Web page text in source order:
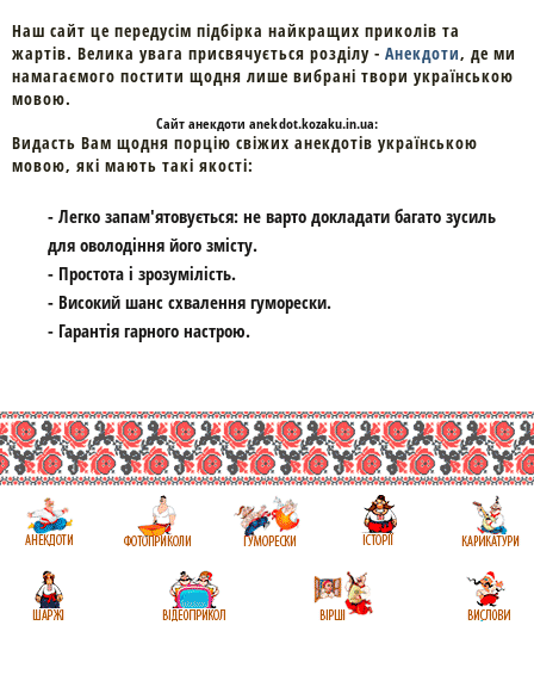
Наш сайт це передусім підбірка найкращих приколів та
жартів. Велика увага присвячується розділу - Анекдоти, де ми
намагаємого постити щодня лише вибрані твори українською
мовою.
Cайтанекдоти anekdot.kozaku.in.ua:
Видасть Вам щодня порцію свіжих анекдотів українською
мовою, які мають такі якості:
- Легко запам'ятовується: не варто докладати багато зусиль
для оволодіння його змісту.
- Простота і зрозумілість.
- Високий шанс схвалення гуморески.
- Гарантія гарного настрою.